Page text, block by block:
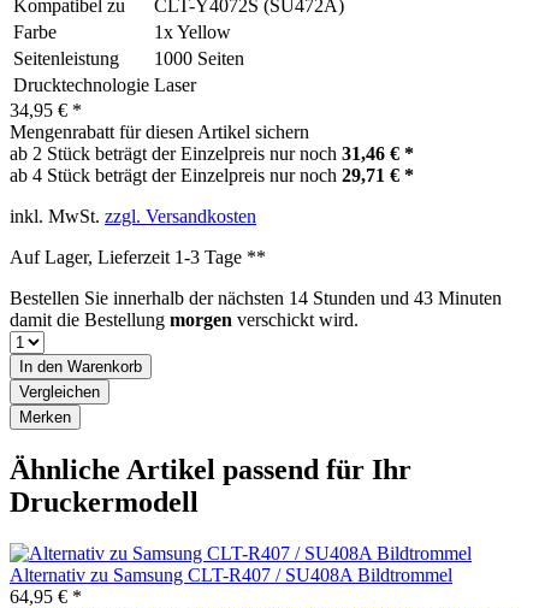
Kompatibel zu
CLT-Y4072S (SU472A)
Farbe
1x Yellow
Seitenleistung
1000 Seiten
Drucktechnologie Laser
34,95 € *
Mengenrabatt für diesen Artikel sichern
ab 2 Stück beträgt der Einzelpreis nur noch 31,46 € *
ab 4 Stück beträgt der Einzelpreis nur noch 29,71 € *
inkl. MwSt. zzgl. Versandkosten
Auf Lager, Lieferzeit 1-3 Tage **
Bestellen Sie innerhalb der nächsten 14 Stunden und 43 Minuten
damit die Bestellung morgen verschickt wird.
In den Warenkorb
Vergleichen
Merken
Ähnliche Artikel passend für Ihr
Druckermodell
Alternativ zu Samsung CLT-R407 / SU408A Bildtrommel
64,95 € *